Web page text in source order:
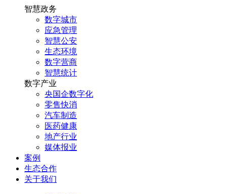
智慧政务
数字城市
应急管理
智慧公安
生态环境
数字营商
智慧统计
数字产业
央国企数字化
零售快消
汽车制造
医药健康
地产行业
媒体报业
案例
生态合作
关于我们